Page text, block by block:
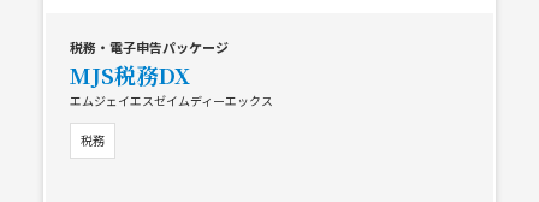
税務・電子申告パッケージ
MJS税務DX
エムジェイエスゼイムディーエックス
税務